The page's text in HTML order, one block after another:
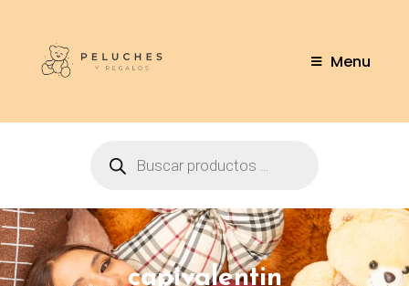
Menu
capivalentin